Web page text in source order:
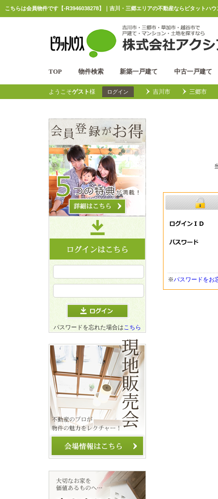
こちらは会員物件です【-R3946038278】｜吉川・三郷エリアの不動産ならピタットハ
TOP 物件検索 新築一戸建て 中古一戸建て
ようこそゲスト様 ログイン 吉川市 三郷市
※パスワードをお
パスワードを忘れた場合はこちら